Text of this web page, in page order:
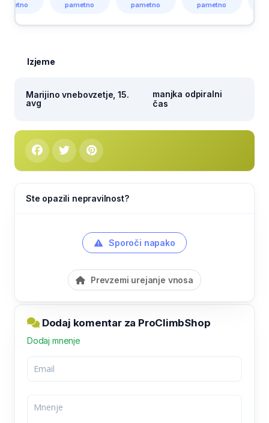
pametno
pametno
pametno
Izjeme
Marijino vnebovzetje, 15.
avg
manjka odpiralni
čas
Ste opazili nepravilnost?
Sporoči napako
Prevzemi urejanje vnosa
Dodaj komentar za ProClimbShop
Dodaj mnenje